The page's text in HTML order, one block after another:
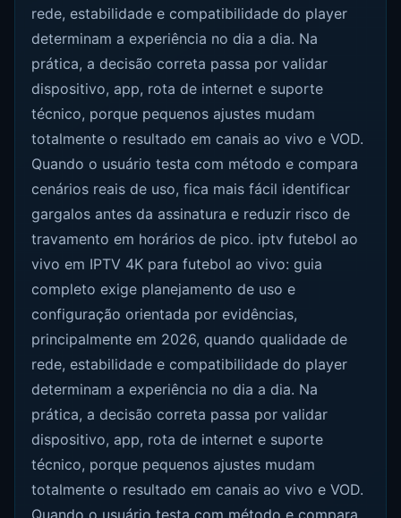
rede, estabilidade e compatibilidade do player
determinam a experiência no dia a dia. Na
prática, a decisão correta passa por validar
dispositivo, app, rota de internet e suporte
técnico, porque pequenos ajustes mudam
totalmente o resultado em canais ao vivo e VOD.
Quando o usuário testa com método e compara
cenários reais de uso, fica mais fácil identificar
gargalos antes da assinatura e reduzir risco de
travamento em horários de pico. iptv futebol ao
vivo em IPTV 4K para futebol ao vivo: guia
completo exige planejamento de uso e
configuração orientada por evidências,
principalmente em 2026, quando qualidade de
rede, estabilidade e compatibilidade do player
determinam a experiência no dia a dia. Na
prática, a decisão correta passa por validar
dispositivo, app, rota de internet e suporte
técnico, porque pequenos ajustes mudam
totalmente o resultado em canais ao vivo e VOD.